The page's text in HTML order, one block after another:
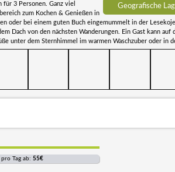
Geografische
für 3 Personen. Ganz viel
zum Kochen & Genießen in
oder bei einem guten Buch eingemummelt in der
Dach von den nächsten Wanderungen. Ein Gast kann auf
unter dem Sternhimmel im warmen Waschzuber oder in
Tag ab: 55€